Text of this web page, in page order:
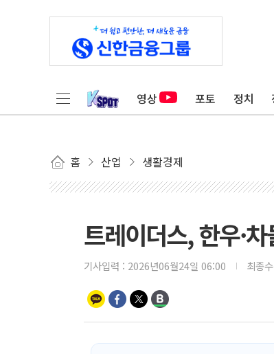
영상 포토 정치
홈 산업 생활경제
트레이더스, 한우·
기사입력 : 2026년06월24일 06:00 최종